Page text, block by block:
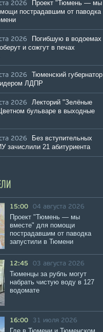
2026
Проект "Тюмень — мы
пострадавшим от паводка
2026
Погибшую в водоемах
и сожгут в печах
2026
Тюменский губернатор
ЛДПР
2026
Лекторий "Зелёные
бульваре в выходные
2026
Без вступительных
зачислили 21 абитуриента
15:00 04 августа 2026
Проект "Тюмень — мы
вместе" для помощи
пострадавшим от паводка
запустили в Тюмени
12:45 03 августа 2026
Тюменцы за рубль могут
набрать чистую воду в 127
водомате
16:00 31 июля 2026